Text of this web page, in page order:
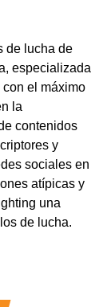
de lucha de
especializada
el máximo
la
contenidos
y
sociales en
atípicas y
una
de lucha.